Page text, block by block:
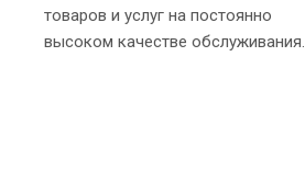
товаров и услуг на постоянно
высоком качестве обслуживания.